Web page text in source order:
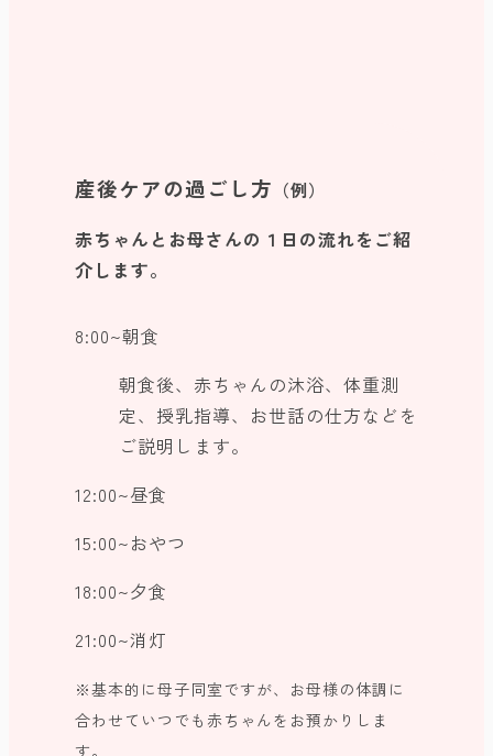
産後ケアの過ごし方 （例）
赤ちゃんとお母さんの１日の流れをご紹
介します。
8:00~朝食
朝食後、赤ちゃんの沐浴、体重測
定、授乳指導、お世話の仕方などを
ご説明します。
12:00~昼食
15:00~おやつ
18:00~夕食
21:00~消灯
※基本的に母子同室ですが、お母様の体調に
合わせていつでも赤ちゃんをお預かりしま
す。